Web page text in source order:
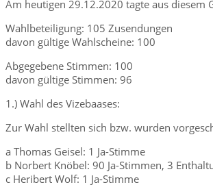
Am heutigen 29.12.2020 tagte aus diesem
Wahlbeteiligung: 105 Zusendungen
davon gültige Wahlscheine: 100
Abgegebene Stimmen: 100
davon gültige Stimmen: 96
1.) Wahl des Vizebaases:
Zur Wahl stellten sich bzw. wurden
a Thomas Geisel: 1 Ja-Stimme
b Norbert Knöbel: 90 Ja-Stimmen, 3
c Heribert Wolf: 1 Ja-Stimme